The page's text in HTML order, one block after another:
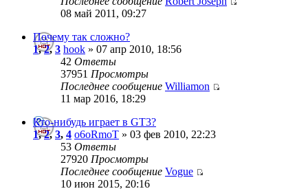
08 май 2011, 09:27
Почему так сложно?
1,2,3 hook » 07 апр 2010, 18:56
42 Ответы
37951 Просмотры
Последнее сообщение Williamon
11 мар 2016, 18:29
Кто-нибудь играет в GT3?
1,2,3, 4 o6oRmoT » 03 фев 2010, 22:23
53 Ответы
27920 Просмотры
Последнее сообщение Vogue
10 июн 2015, 20:16